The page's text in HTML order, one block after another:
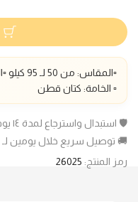
▫️المقاس: من 50 لـ 95 كيلو ▫️الطول : 140سم
▫️ الخامة: كتان قطن
🛡️ استبدال واسترجاع لمدة ١٤ يوم
🚚 توصيل سريع خلال يومين لـ ٣ ايام عمل
رمز المنتج: 26025